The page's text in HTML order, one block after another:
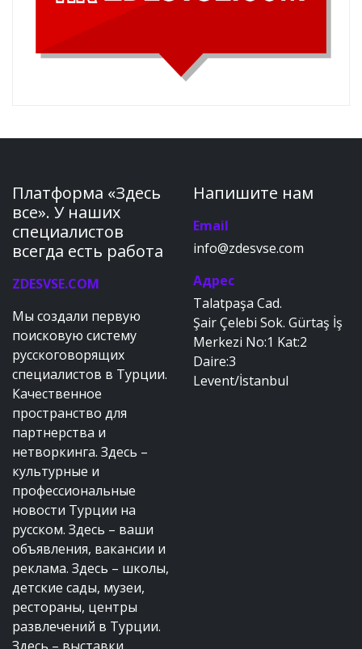
Платформа «Здесь
все». У наших
специалистов
всегда есть работа
ZDESVSE.COM
Мы создали первую
поисковую систему
русскоговорящих
специалистов в Турции.
Качественное
пространство для
партнерства и
нетворкинга. Здесь –
культурные и
профессиональные
новости Турции на
русском. Здесь – ваши
объявления, вакансии и
реклама. Здесь – школы,
детские сады, музеи,
рестораны, центры
развлечений в Турции.
Напишите нам
Email
info@zdesvse.com
Адрес
Talatpaşa Cad.
Şair Çelebi Sok. Gürtaş İş
Merkezi No:1 Kat:2
Daire:3
Levent/İstanbul